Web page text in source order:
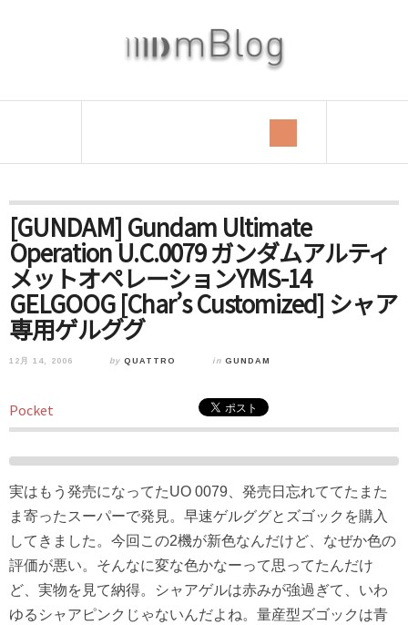
[GUNDAM] Gundam Ultimate
Operation U.C.0079 ガンダムアルティ
メットオペレーションYMS-14
GELGOOG [Char’s Customized] シャア
専用ゲルググ
12月 14, 2006 by QUATTRO in GUNDAM
Pocket
実はもう発売になってたUO 0079、発売日忘れててたまた
ま寄ったスーパーで発見。早速ゲルググとズゴックを購入
してきました。今回この2機が新色なんだけど、なぜか色の
評価が悪い。そんなに変な色かなーって思ってたんだけ
ど、実物を見て納得。シャアゲルは赤みが強過ぎて、いわ
ゆるシャアピンクじゃないんだよね。量産型ズゴックは青